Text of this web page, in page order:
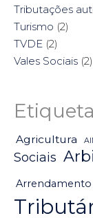
Tributações
Turismo (2)
TVDE (2)
Vales Sociais (2)
Agricultura
Sociais
Arrendamento